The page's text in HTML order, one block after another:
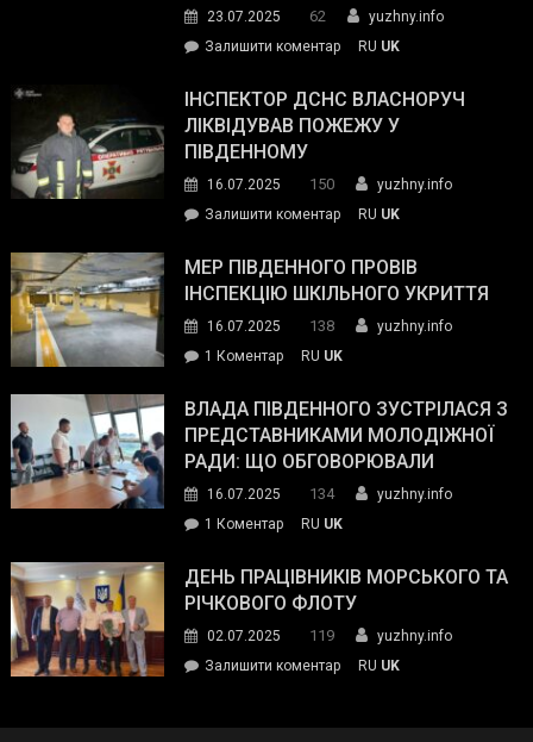
гуманітарну
допомогу
23.07.2025 62
yuzhny.info
Залишити коментарon
провів
нараду
силових
та
органів:
«Наш
спільний
окупанти.
Маємо
діяти
команда
RU UK
ІНСПЕКТОР ДСНС ВЛАСНОРУЧ
ЛІКВІДУВАВ ПОЖЕЖУ У
ПІВДЕННОМУ
16.07.2025 150
yuzhny.info
Залишити коментарon
ДСНС
власноруч
пожежу
у
RU UK
МЕР ПІВДЕННОГО ПРОВІВ
ІНСПЕКЦІЮ ШКІЛЬНОГО УКРИТТЯ
16.07.2025 138
yuzhny.info
1 Коментардо
Південного
провів
інспекцію
укриття
RU UK
ВЛАДА ПІВДЕННОГО ЗУСТРІЛАСЯ З
ПРЕДСТАВНИКАМИ МОЛОДІЖНОЇ
РАДИ: ЩО ОБГОВОРЮВАЛИ
16.07.2025 134
yuzhny.info
1 Коментардо
Південного
зустрілася
представниками
молодіжної
RU UK
ДЕНЬ ПРАЦІВНИКІВ МОРСЬКОГО ТА
РІЧКОВОГО ФЛОТУ
02.07.2025 119
yuzhny.info
Залишити коментарon
RU UK